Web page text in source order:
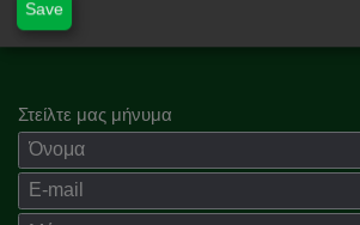
Στείλτε μας μήνυμα
Όνομα
E-mail
Save